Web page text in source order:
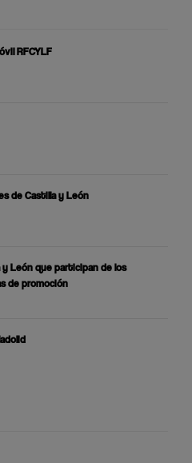
RFCYLF
de Castilla y León
León que participan de los
de promoción